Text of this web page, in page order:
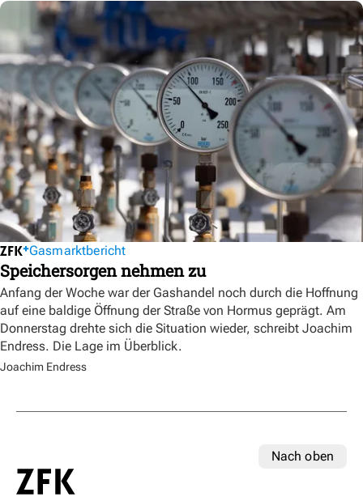
Gasmarktbericht
Speichersorgen nehmen zu
Anfang der Woche war der Gashandel noch durch die Hoffnung
auf eine baldige Öffnung der Straße von Hormus geprägt. Am
Donnerstag drehte sich die Situation wieder, schreibt Joachim
Endress. Die Lage im Überblick.
Joachim Endress
Nach oben